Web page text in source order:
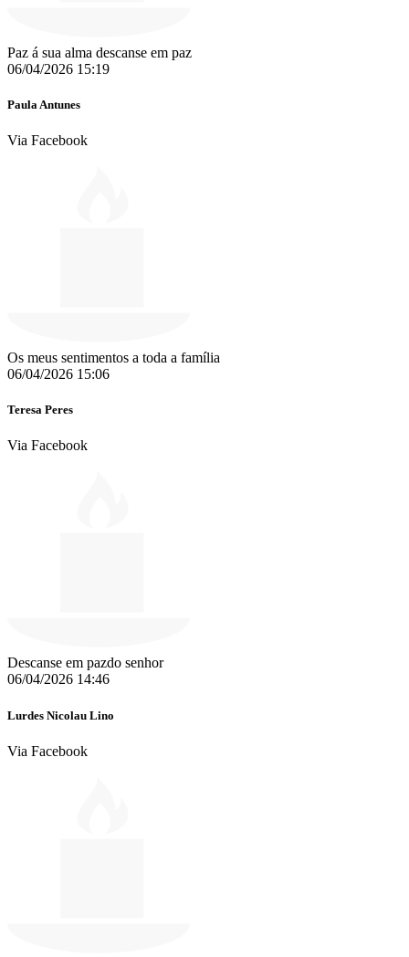
Paz á sua alma descanse em paz
06/04/2026 15:19
Paula Antunes
Via Facebook
Os meus sentimentos a toda a família
06/04/2026 15:06
Teresa Peres
Via Facebook
Descanse em pazdo senhor
06/04/2026 14:46
Lurdes Nicolau Lino
Via Facebook